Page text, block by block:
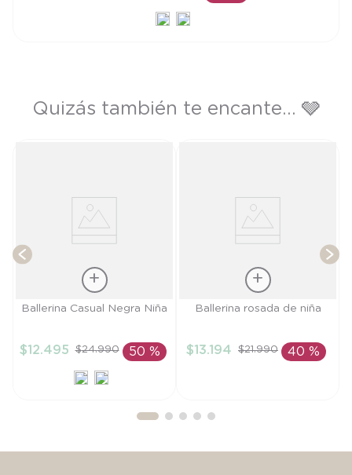
AÑADIR AL CARRITO
Quizás también te encante... 🩶
Talla
AÑADIR AL
CARRITO
Ballerina Casual Negra Niña
$12.495 $24.990 50 %
Talla
AÑADIR AL
Ballerina rosada de niña
$13.194 $21.990 40 %